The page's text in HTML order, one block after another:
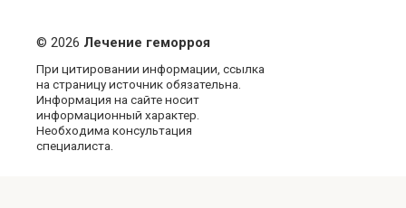
© 2026 Лечение геморроя
При цитировании информации, ссылка
на страницу источник обязательна.
Информация на сайте носит
информационный характер.
Необходима консультация
специалиста.